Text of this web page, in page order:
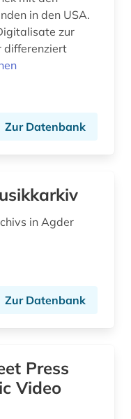
in den USA.
zur
differenziert
Zur Datenbank
in Agder
Zur Datenbank
Press
Video